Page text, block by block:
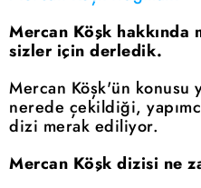
Mercan Köşk hakkında
sizler için derledik.
Mercan Köşk'ün konusu
nerede çekildiği,
dizi merak ediliyor.
Mercan Köşk dizisi ne